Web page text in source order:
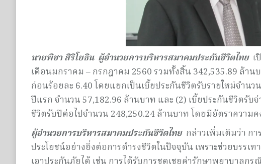
นายพิชา สิริโยธิน ผู้อำนวยการบริหารสมาคมประกันชีวิตไทยเ
เดือนมกราคม – กรกฎาคม 2560 รวมทั้งสิ้น 342,535.89 ล้าน
ก่อนร้อยละ 6.40 โดยแยกเป็นเบี้ยประกันชีวิตรับรายใหม่จำน
ปีแรก จำนวน 57,182.96 ล้านบาท และ (2) เบี้ยประกันชีวิตรั
ชีวิตรับปีต่อไปจำนวน 248,250.24 ล้านบาท โดยมีอัตราความ
ผู้อำนวยการบริหารสมาคมประกันชีวิตไทยกล่าวเพิ่มเติมว่า กา
ประโยชน์อย่างยิ่งต่อการดำรงชีวิตในปัจจุบัน เพราะช่วยบรร